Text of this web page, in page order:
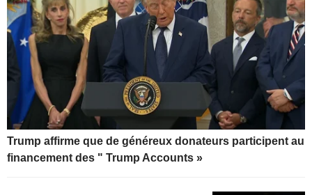
Trump affirme que de généreux donateurs participent au
financement des " Trump Accounts »